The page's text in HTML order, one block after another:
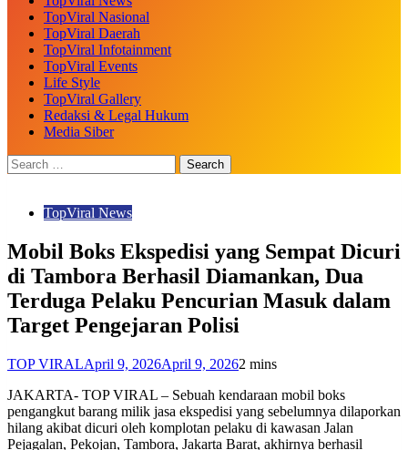
TopViral Nasional
TopViral Daerah
TopViral Infotainment
TopViral Events
Life Style
TopViral Gallery
Redaksi & Legal Hukum
Media Siber
TopViral News
Mobil Boks Ekspedisi yang Sempat Dicuri
di Tambora Berhasil Diamankan, Dua
Terduga Pelaku Pencurian Masuk dalam
Target Pengejaran Polisi
TOP VIRALApril 9, 2026April 9, 20262 mins
JAKARTA- TOP VIRAL – Sebuah kendaraan mobil boks
pengangkut barang milik jasa ekspedisi yang sebelumnya dilaporkan
hilang akibat dicuri oleh komplotan pelaku di kawasan Jalan
Pejagalan, Pekojan, Tambora, Jakarta Barat, akhirnya berhasil